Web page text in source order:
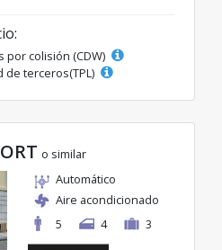
por colisión (CDW)
de terceros(TPL)
o similar
Automático
Aire acondicionado
5
4 3